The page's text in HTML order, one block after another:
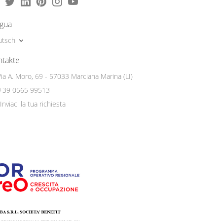
A. Moro, 69 - 57033 Marciana Marina (LI)
0565 99513
Inviaci la tua richiesta